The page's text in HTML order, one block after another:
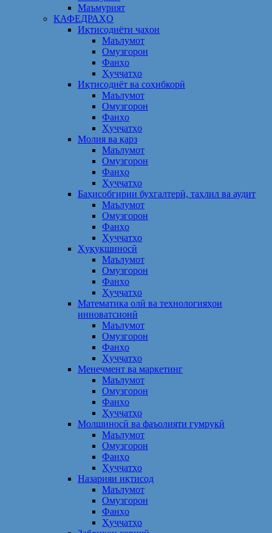
Маъмурият
КАФЕДРАҲО
Иқтисодиёти ҷаҳон
Маълумот
Омузгорон
Фанҳо
Ҳуҷҷатҳо
Иқтисодиёт ва соҳибкорӣ
Маълумот
Омузгорон
Фанҳо
Ҳуҷҷатҳо
Молия ва қарз
Маълумот
Омузгорон
Фанҳо
Ҳуҷҷатҳо
Баҳисобгирии бухгалтерӣ, таҳлил ва аудит
Маълумот
Омузгорон
Фанҳо
Ҳуҷҷатҳо
Ҳуқуқшиносӣ
Маълумот
Омузгорон
Фанҳо
Ҳуҷҷатҳо
Математика олӣ ва технологияҳои
инноватсионӣ
Маълумот
Омузгорон
Фанҳо
Ҳуҷҷатҳо
Менеҷмент ва маркетинг
Маълумот
Омузгорон
Фанҳо
Ҳуҷҷатҳо
Молшиносӣ ва фаъолияти гумрукӣ
Маълумот
Омузгорон
Фанҳо
Ҳуҷҷатҳо
Назарияи иқтисод
Маълумот
Омузгорон
Фанҳо
Ҳуҷҷатҳо